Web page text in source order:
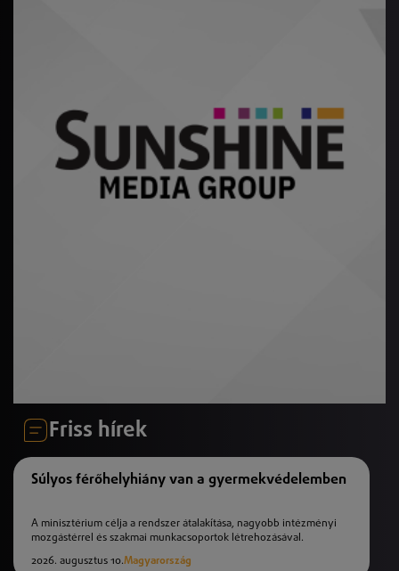
Friss hírek
Súlyos férőhelyhiány van a gyermekvédelemben
A minisztérium célja a rendszer átalakítása, nagyobb intézményi
mozgástérrel és szakmai munkacsoportok létrehozásával.
2026. augusztus 10.Magyarország